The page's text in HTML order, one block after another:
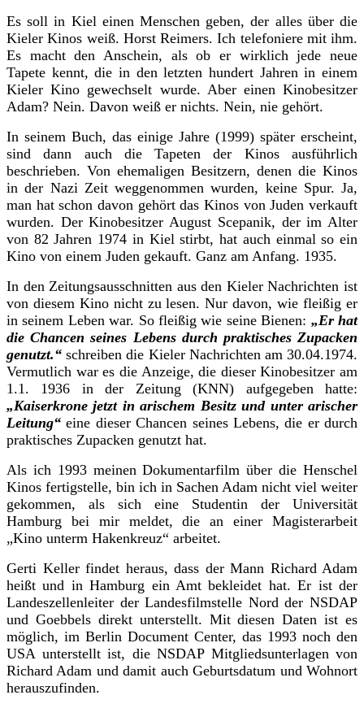
Es soll in Kiel einen Menschen geben, der alles über die
Kieler Kinos weiß. Horst Reimers. Ich telefoniere mit ihm.
Es macht den Anschein, als ob er wirklich jede neue
Tapete kennt, die in den letzten hundert Jahren in einem
Kieler Kino gewechselt wurde. Aber einen Kinobesitzer
Adam? Nein. Davon weiß er nichts. Nein, nie gehört.
In seinem Buch, das einige Jahre (1999) später erscheint,
sind dann auch die Tapeten der Kinos ausführlich
beschrieben. Von ehemaligen Besitzern, denen die Kinos
in der Nazi Zeit weggenommen wurden, keine Spur. Ja,
man hat schon davon gehört das Kinos von Juden verkauft
wurden. Der Kinobesitzer August Scepanik, der im Alter
von 82 Jahren 1974 in Kiel stirbt, hat auch einmal so ein
Kino von einem Juden gekauft. Ganz am Anfang. 1935.
In den Zeitungsausschnitten aus den Kieler Nachrichten ist
von diesem Kino nicht zu lesen. Nur davon, wie fleißig er
in seinem Leben war. So fleißig wie seine Bienen: „Er hat
die Chancen seines Lebens durch praktisches Zupacken
genutzt.“ schreiben die Kieler Nachrichten am 30.04.1974.
Vermutlich war es die Anzeige, die dieser Kinobesitzer am
1.1. 1936 in der Zeitung (KNN) aufgegeben hatte:
„Kaiserkrone jetzt in arischem Besitz und unter arischer
Leitung“ eine dieser Chancen seines Lebens, die er durch
praktisches Zupacken genutzt hat.
Als ich 1993 meinen Dokumentarfilm über die Henschel
Kinos fertigstelle, bin ich in Sachen Adam nicht viel weiter
gekommen, als sich eine Studentin der Universität
Hamburg bei mir meldet, die an einer Magisterarbeit
„Kino unterm Hakenkreuz“ arbeitet.
Gerti Keller findet heraus, dass der Mann Richard Adam
heißt und in Hamburg ein Amt bekleidet hat. Er ist der
Landeszellenleiter der Landesfilmstelle Nord der NSDAP
und Goebbels direkt unterstellt. Mit diesen Daten ist es
möglich, im Berlin Document Center, das 1993 noch den
USA unterstellt ist, die NSDAP Mitgliedsunterlagen von
Richard Adam und damit auch Geburtsdatum und Wohnort
herauszufinden.